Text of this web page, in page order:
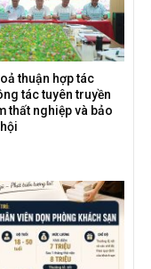
thuận hợp tác
tác tuyên truyền
thất nghiệp và bảo